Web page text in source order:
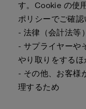
す。Cookie の使
ポリシーでご確認
- 法律（会計法等
- サプライヤーや
やり取りをする
- その他、お客様
理するため